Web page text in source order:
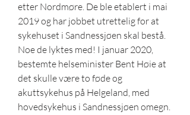
etter Nordmøre. De ble etablert i mai
2019 og har jobbet utrettelig for at
sykehuset i Sandnessjøen skal bestå.
Noe de lyktes med! I januar 2020,
bestemte helseminister Bent Høie at
det skulle være to føde og
akuttsykehus på Helgeland, med
hovedsykehus i Sandnessjøen omegn.